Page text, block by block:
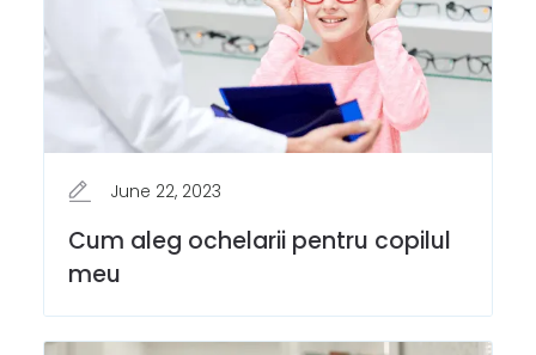
June 22, 2023
Cum aleg ochelarii pentru copilul
meu